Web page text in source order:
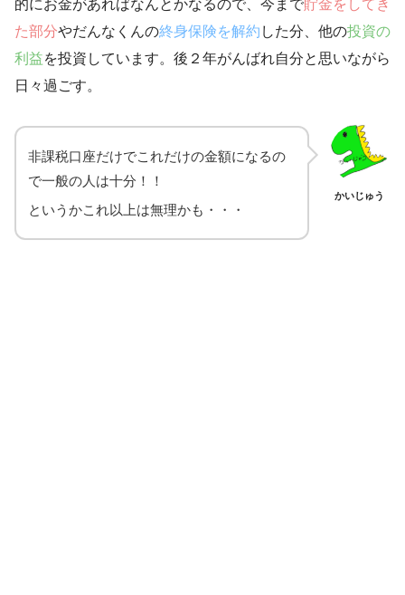
的にお金があればなんとかなるので、今まで貯金をしてき
た部分やだんなくんの終身保険を解約 した分、他の投資の
利益を投資しています。後２年がんばれ自分と思いながら
日々過ごす。
かいじゅう
非課税口座だけでこれだけの金額になるの
で一般の人は十分！！
というかこれ以上は無理かも・・・